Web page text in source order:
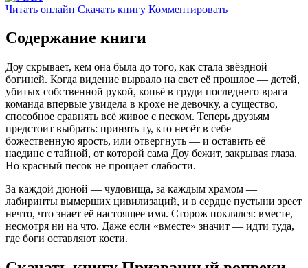
Читать онлайн Скачать книгу Комментировать
Содержание книги
Доу скрывает, кем она была до того, как стала звёздной
богиней. Когда видение вырвало на свет её прошлое — детей,
убитых собственной рукой, копьё в груди последнего врага —
команда впервые увидела в крохе не девочку, а существо,
способное сравнять всё живое с песком. Теперь друзьям
предстоит выбрать: принять ту, кто несёт в себе
божественную ярость, или отвергнуть — и оставить её
наедине с тайной, от которой сама Доу бежит, закрывая глаза.
Но красный песок не прощает слабости.
За каждой дюной — чудовища, за каждым храмом —
лабиринты вымерших цивилизаций, и в сердце пустыни зреет
нечто, что знает её настоящее имя. Сторож поклялся: вместе,
несмотря ни на что. Даже если «вместе» значит — идти туда,
где боги оставляют кости.